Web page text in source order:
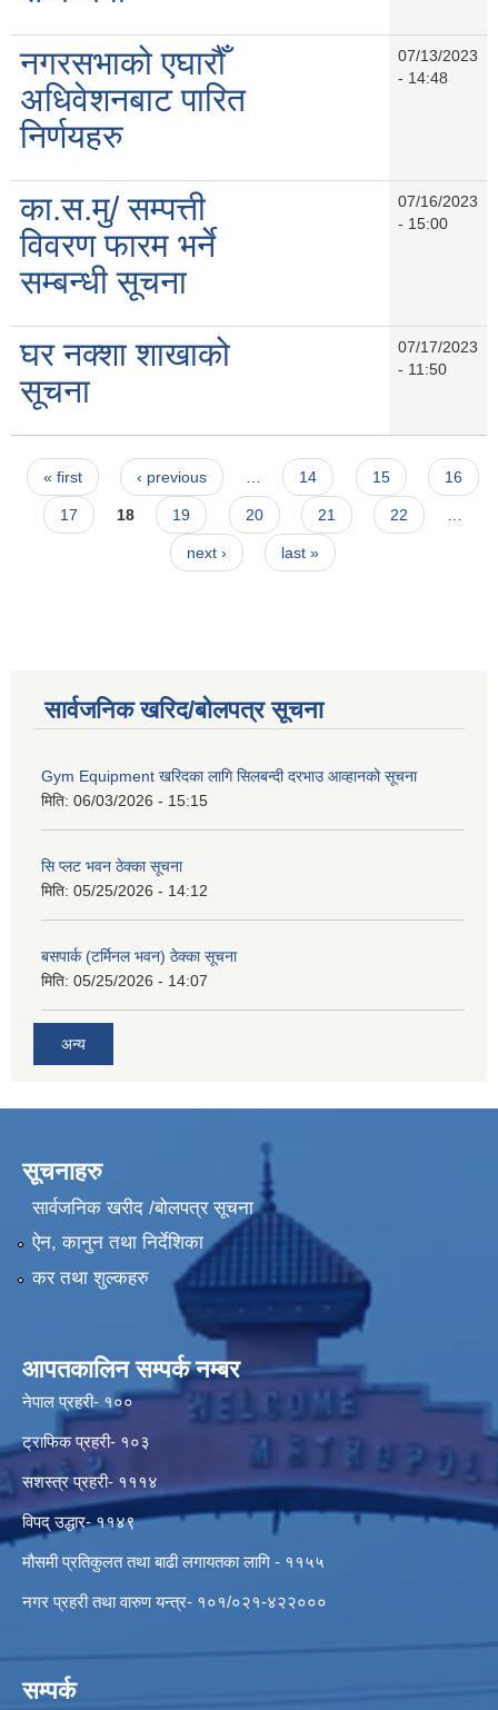
नगरसभाको एघारौँ
अधिवेशनबाट पारित
निर्णयहरु
07/13/2023
- 14:48
का.स.मु/ सम्पत्ती
विवरण फारम भर्ने
सम्बन्धी सूचना
07/16/2023
- 15:00
घर नक्शा शाखाको
सूचना
07/17/2023
- 11:50
Pages
« first ‹ previous 14 15 16
17 18 19 20 21 22
next › last »
सार्वजनिक खरिद/बोलपत्र सूचना
Gym Equipment खरिदका लागि सिलबन्दी दरभाउ आव्हानको सूचना
मिति: 06/03/2026 - 15:15
सि प्लट भवन ठेक्का सूचना
मिति: 05/25/2026 - 14:12
बसपार्क (टर्मिनल भवन) ठेक्का सूचना
मिति: 05/25/2026 - 14:07
अन्य
सूचनाहरु
सार्वजनिक खरीद /बोलपत्र सूचना
ऐन, कानुन तथा निर्देशिका
कर तथा शुल्कहरु
आपतकालिन सम्पर्क नम्बर
नेपाल प्रहरी- १००
ट्राफिक प्रहरी- १०३
सशस्त्र प्रहरी- १११४
विपद् उद्धार- ११४९
मौसमी प्रतिकुलत तथा बाढी लगायतका लागि - ११५५
नगर प्रहरी तथा वारुण यन्त्र- १०१/०२१-४२२०००
सम्पर्क